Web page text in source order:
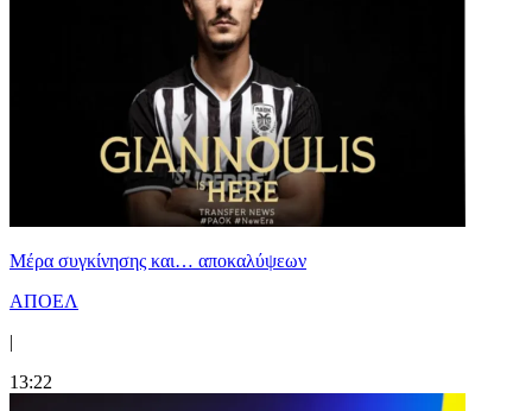
Mέρα συγκίνησης και… αποκαλύψεων
ΑΠΟΕΛ
|
13:22